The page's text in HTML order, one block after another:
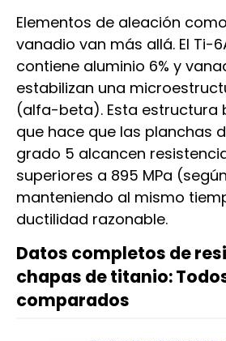
Elementos de aleación
vanadio van más allá. El Ti-
contiene aluminio 6% y
estabilizan una
(alfa-beta). Esta estructura
que hace que las planchas
grado 5 alcancen
superiores a 895 MPa
manteniendo al mismo
ductilidad razonable.
Datos completos de
chapas de titanio:
comparados